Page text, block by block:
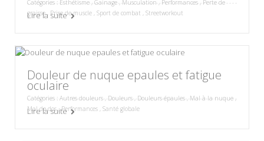
Catégories : Esthétisme,Gainage,Musculation, Performances, Perte de
graisse, Prise de muscle Sport de combat Streetworkout
Lire la suite
Douleur de nuque epaules et fatigue
oculaire
Catégories : Autres douleurs,Douleurs,Douleurs épaules,Mal à la nuque,
Mal de dos,Performances Santé globale
Lire la suite